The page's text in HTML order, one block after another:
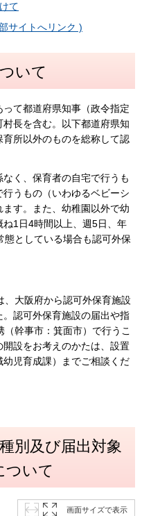
て
サイトへリンク )
いて
て都道府県知事（政令指定
長を含む。以下都道府県知
所以外のものを総称して認
く、保育者の自宅で行うも
うもの（いわゆるベビーシ
す。また、幼稚園以外で幼
1日4時間以上、週5日、年
態としている場合も認可外保
大阪府から認可外保育施設
認可外保育施設の届出や指
幹事市：箕面市）で行うこ
設をお考えのかたは、設置
児育成課）までご相談くだ
別及び届出対象
ついて
画面サイズで表示